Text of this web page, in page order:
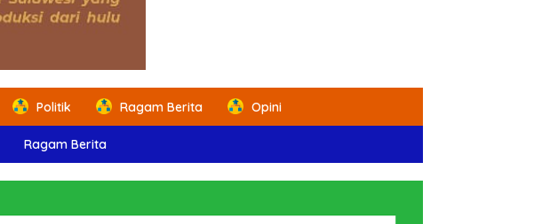
Politik Ragam Berita Opini
Ragam Berita